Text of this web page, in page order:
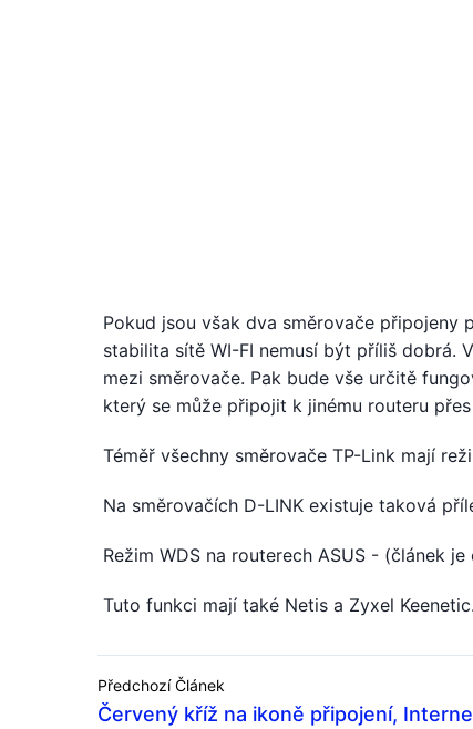
Pokud jsou však dva směrovače připojeny
stabilita sítě WI-FI nemusí být příliš dobrá.
mezi směrovače. Pak bude vše určitě
který se může připojit k jinému routeru
Téměř všechny směrovače TP-Link mají
Na směrovačích D-LINK existuje taková
Režim WDS na routerech ASUS - (článek
Tuto funkci mají také Netis a Zyxel
Předchozí Článek
Červený kříž na ikoně připojení,